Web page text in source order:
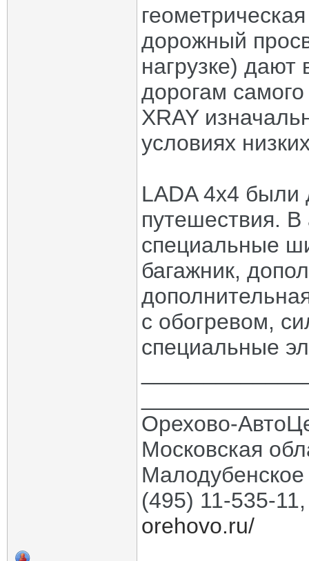
дорожный
нагрузке) дают
дорогам
XRAY
условиях
LADA 4x4 были
путешествия.
специальные
багажник,
с обогревом,
специальные
Орехово-
Московская
(495) 11-535-
orehovo.ru/